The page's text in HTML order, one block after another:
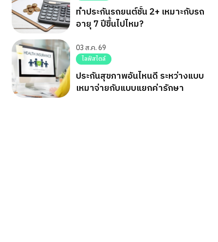
ทำประกันรถยนต์ชั้น 2+ เหมาะกับรถ
อายุ 7 ปีขึ้นไปไหม?
03 ส.ค. 69
ไลฟ์สไตล์
ประกันสุขภาพอันไหนดี ระหว่างแบบ
เหมาจ่ายกับแบบแยกค่ารักษา